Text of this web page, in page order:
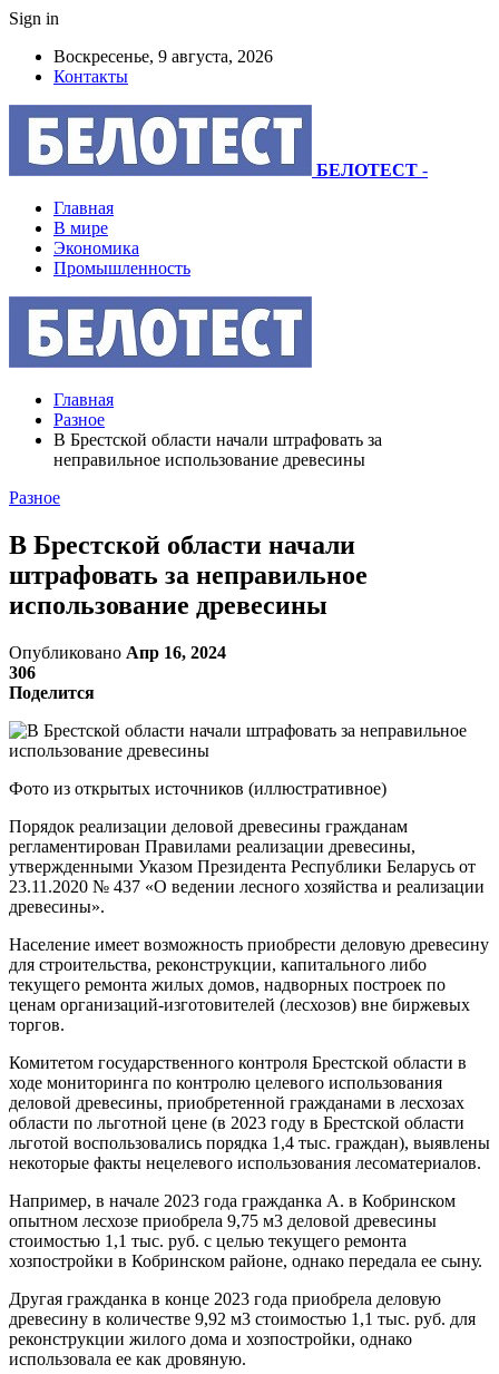
Sign in
Воскресенье, 9 августа, 2026
Контакты
БЕЛОТЕСТ -
Главная
В мире
Экономика
Промышленность
Главная
Разное
В Брестской области начали штрафовать за
неправильное использование древесины
Разное
В Брестской области начали
штрафовать за неправильное
использование древесины
Опубликовано Апр 16, 2024
306
Поделится
Фото из открытых источников (иллюстративное)
Порядок реализации деловой древесины гражданам
регламентирован Правилами реализации древесины,
утвержденными Указом Президента Республики Беларусь от
23.11.2020 № 437 «О ведении лесного хозяйства и реализации
древесины».
Население имеет возможность приобрести деловую древесину
для строительства, реконструкции, капитального либо
текущего ремонта жилых домов, надворных построек по
ценам организаций-изготовителей (лесхозов) вне биржевых
торгов.
Комитетом государственного контроля Брестской области в
ходе мониторинга по контролю целевого использования
деловой древесины, приобретенной гражданами в лесхозах
области по льготной цене (в 2023 году в Брестской области
льготой воспользовались порядка 1,4 тыс. граждан), выявлены
некоторые факты нецелевого использования лесоматериалов.
Например, в начале 2023 года гражданка А. в Кобринском
опытном лесхозе приобрела 9,75 м3 деловой древесины
стоимостью 1,1 тыс. руб. с целью текущего ремонта
хозпостройки в Кобринском районе, однако передала ее сыну.
Другая гражданка в конце 2023 года приобрела деловую
древесину в количестве 9,92 м3 стоимостью 1,1 тыс. руб. для
реконструкции жилого дома и хозпостройки, однако
использовала ее как дровяную.